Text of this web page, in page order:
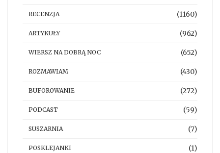
RECENZJA (1160)
ARTYKUŁY (962)
WIERSZ NA DOBRĄ NOC (652)
ROZMAWIAM (430)
BUFOROWANIE (272)
PODCAST (59)
SUSZARNIA (7)
POSKLEJANKI (1)